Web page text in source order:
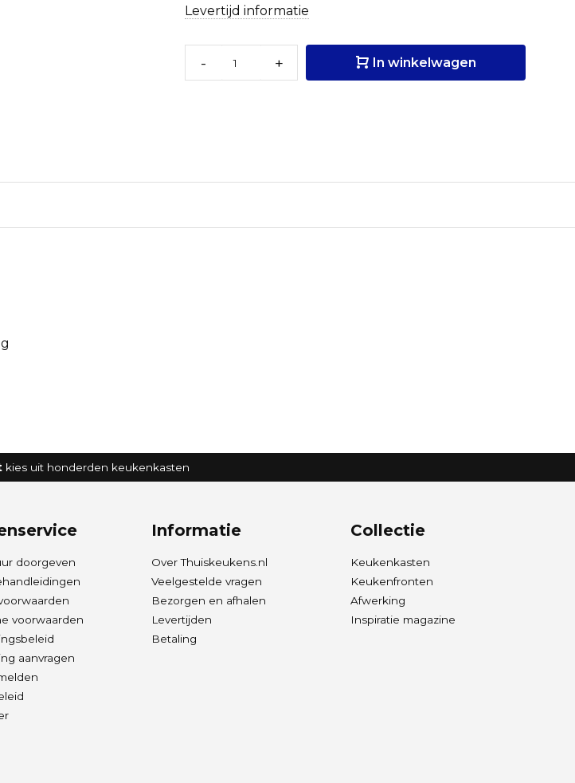
Levertijd informatie
- + In winkelwagen
kies uit honderden keukenkasten
doorgeven
voorwaarden
aanvragen
Informatie
Over Thuiskeukens.nl
Veelgestelde vragen
Bezorgen en afhalen
Levertijden
Betaling
Collectie
Keukenkasten
Keukenfronten
Afwerking
Inspiratie magazine